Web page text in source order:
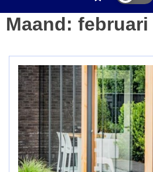
Maand: februari